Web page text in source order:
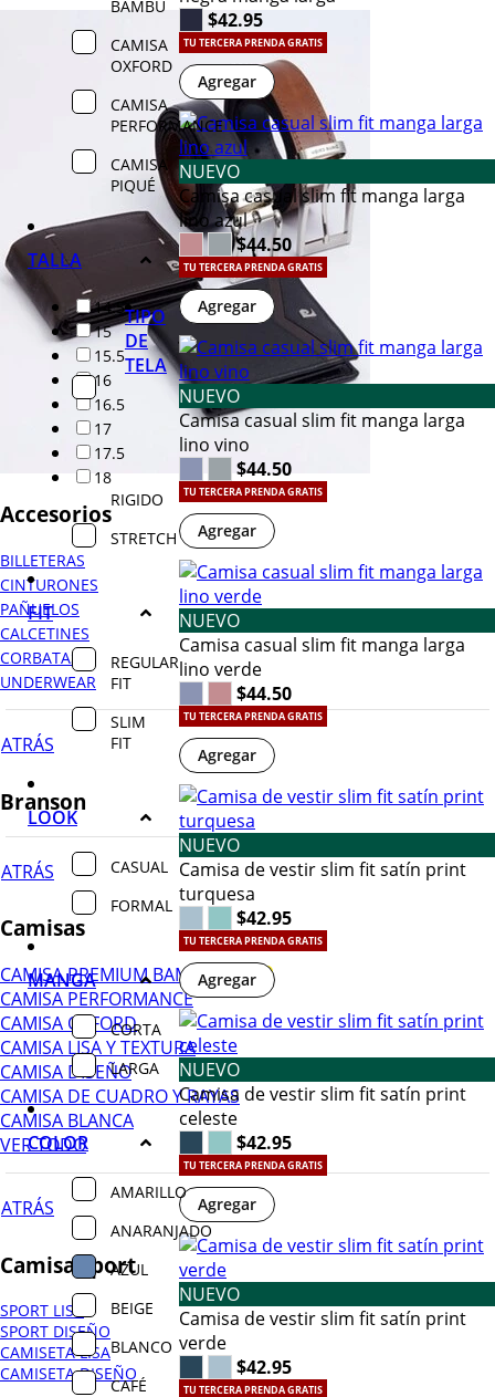
Accesorios
BILLETERAS
CINTURONES
PAÑUELOS
CALCETINES
CORBATAS
UNDERWEAR
ATRÁS
Branson
ATRÁS
Camisas
CAMISA PREMIUM BAMBÚ ¡NUEVO!
CAMISA PERFORMANCE
CAMISA OXFORD
CAMISA LISA Y TEXTURA
CAMISA DISEÑO
CAMISA DE CUADRO Y RAYAS
CAMISA BLANCA
VER TODO
ATRÁS
Camisa sport
SPORT LISA
SPORT DISEÑO
CAMISETA LISA
CAMISETA DISEÑO
BAMBÚ
CAMISA
OXFORD
CAMISA
PERFORMANCE
CAMISA
PIQUÉ
TALLA
14.5
15
15.5
16
16.5
17
17.5
18
TIPO
DE
TELA
RIGIDO
STRETCH
FIT
REGULAR
FIT
SLIM
FIT
LOOK
CASUAL
FORMAL
MANGA
CORTA
LARGA
COLOR
AMARILLO
ANARANJADO
AZUL
BEIGE
BLANCO
CAFÉ
$42.95
TU TERCERA PRENDA GRATIS
Agregar
NUEVO
Camisa casual slim fit manga larga
lino azul
$44.50
TU TERCERA PRENDA GRATIS
Agregar
NUEVO
Camisa casual slim fit manga larga
lino vino
$44.50
TU TERCERA PRENDA GRATIS
Agregar
NUEVO
Camisa casual slim fit manga larga
lino verde
$44.50
TU TERCERA PRENDA GRATIS
Agregar
NUEVO
Camisa de vestir slim fit satín print
turquesa
$42.95
TU TERCERA PRENDA GRATIS
Agregar
NUEVO
Camisa de vestir slim fit satín print
celeste
$42.95
TU TERCERA PRENDA GRATIS
Agregar
NUEVO
Camisa de vestir slim fit satín print
verde
$42.95
TU TERCERA PRENDA GRATIS